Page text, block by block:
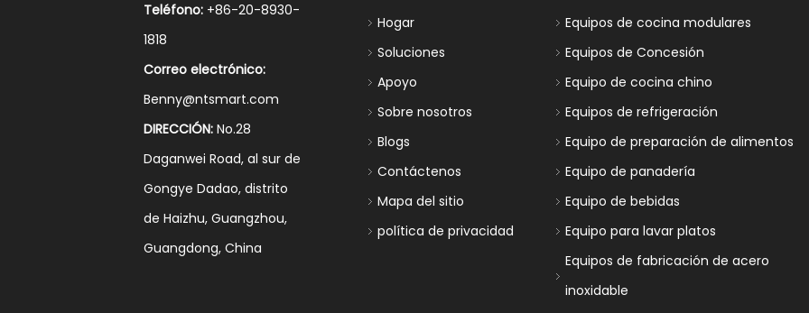
Teléfono: +86-20-8930-
1818
Correo electrónico:
Benny@ntsmart.com
DIRECCIÓN: No.28
Daganwei Road, al sur de
Gongye Dadao, distrito
de Haizhu, Guangzhou,
Guangdong, China
Hogar
Soluciones
Apoyo
Sobre nosotros
Blogs
Contáctenos
Mapa del sitio
política de privacidad
Equipos de cocina modulares
Equipos de Concesión
Equipo de cocina chino
Equipos de refrigeración
Equipo de preparación de alimentos
Equipo de panadería
Equipo de bebidas
Equipo para lavar platos
Equipos de fabricación de acero
inoxidable